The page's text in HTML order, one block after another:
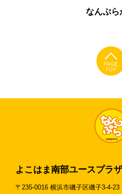
なんぷら
よこはま南部ユースプラ
〒235-0016 横浜市磯子区磯子3-4-23